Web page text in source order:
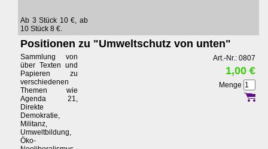
Ab 3 Stück 10 €, ab
10 Stück 8 €.
Positionen zu "Umweltschutz von unten"
Sammlung von
über Texten und
Papieren zu
verschiedenen
Themen wie
Agenda 21,
Direkte
Demokratie,
Militanz,
Umweltbildung,
Öko-
Art.-Nr.: 0807
1,00 €
Menge